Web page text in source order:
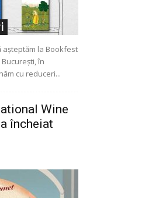
așteptăm la Bookfest
în
cu reduceri...
Wine
încheiat